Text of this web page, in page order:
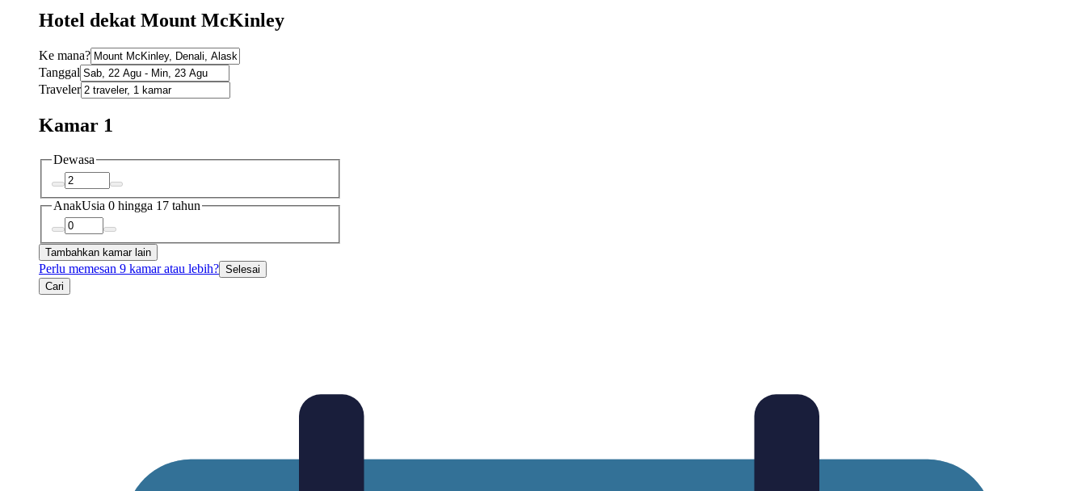
Hotel dekat Mount McKinley
Ke mana?
Tanggal
Traveler
Kamar 1
Dewasa
AnakUsia 0 hingga 17 tahun
Tambahkan kamar lain
Perlu memesan 9 kamar atau lebih? Selesai
Cari